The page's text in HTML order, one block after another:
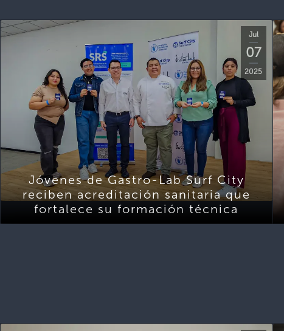
Jul
07
2025
Jóvenes de Gastro-Lab Surf City
reciben acreditación sanitaria que
fortalece su formación técnica